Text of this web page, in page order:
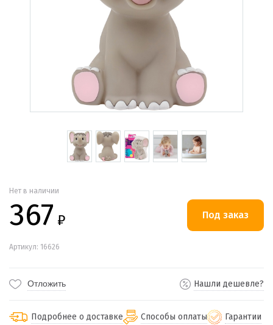
Нет в наличии
367 ₽
Артикул: 16626
Отложить Нашли дешевле?
Подробнее о доставке Способы оплаты Гарантии